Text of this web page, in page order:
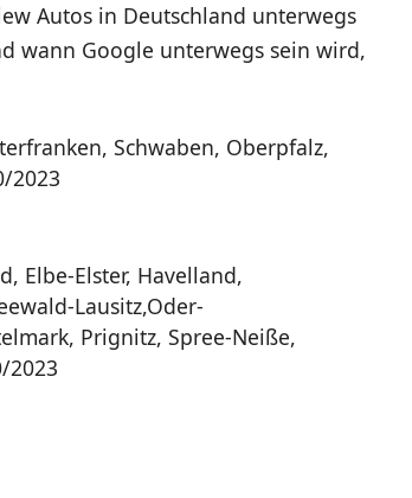
Autos in Deutschland unterwegs
wann Google unterwegs sein wird,
Schwaben, Oberpfalz,
2023
Elbe-Elster, Havelland,
Lausitz,Oder-
Prignitz, Spree-Neiße,
2023